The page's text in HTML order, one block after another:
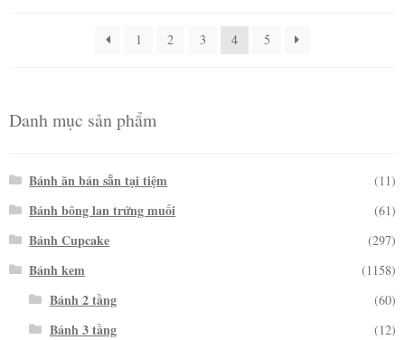
1 2 3 4 5
Danh mục sản phẩm
Bánh ăn bán sẵn tại tiệm (11)
Bánh bông lan trứng muối (61)
Bánh Cupcake (297)
Bánh kem (1158)
Bánh 2 tầng (60)
Bánh 3 tầng (12)